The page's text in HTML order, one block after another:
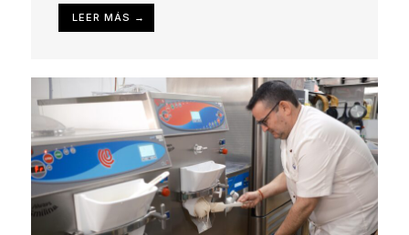
LEER MÁS →